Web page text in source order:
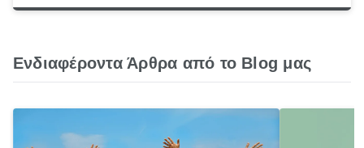
Ενδιαφέροντα Άρθρα από το Blog μας